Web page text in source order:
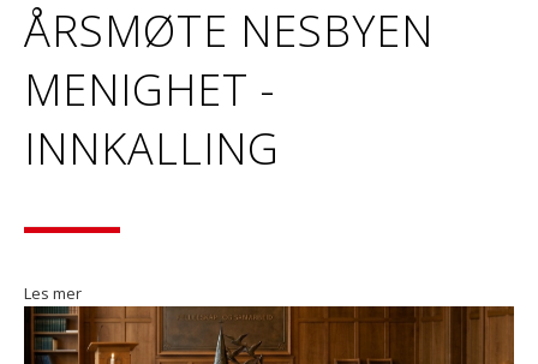
ÅRSMØTE NESBYEN
MENIGHET -
INNKALLING
Les mer